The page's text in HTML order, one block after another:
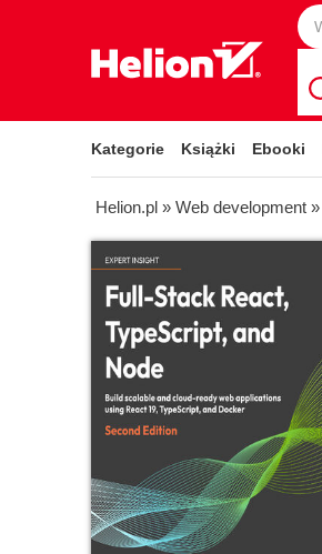
Kategorie Książki Ebooki
Helion.pl » Web development »